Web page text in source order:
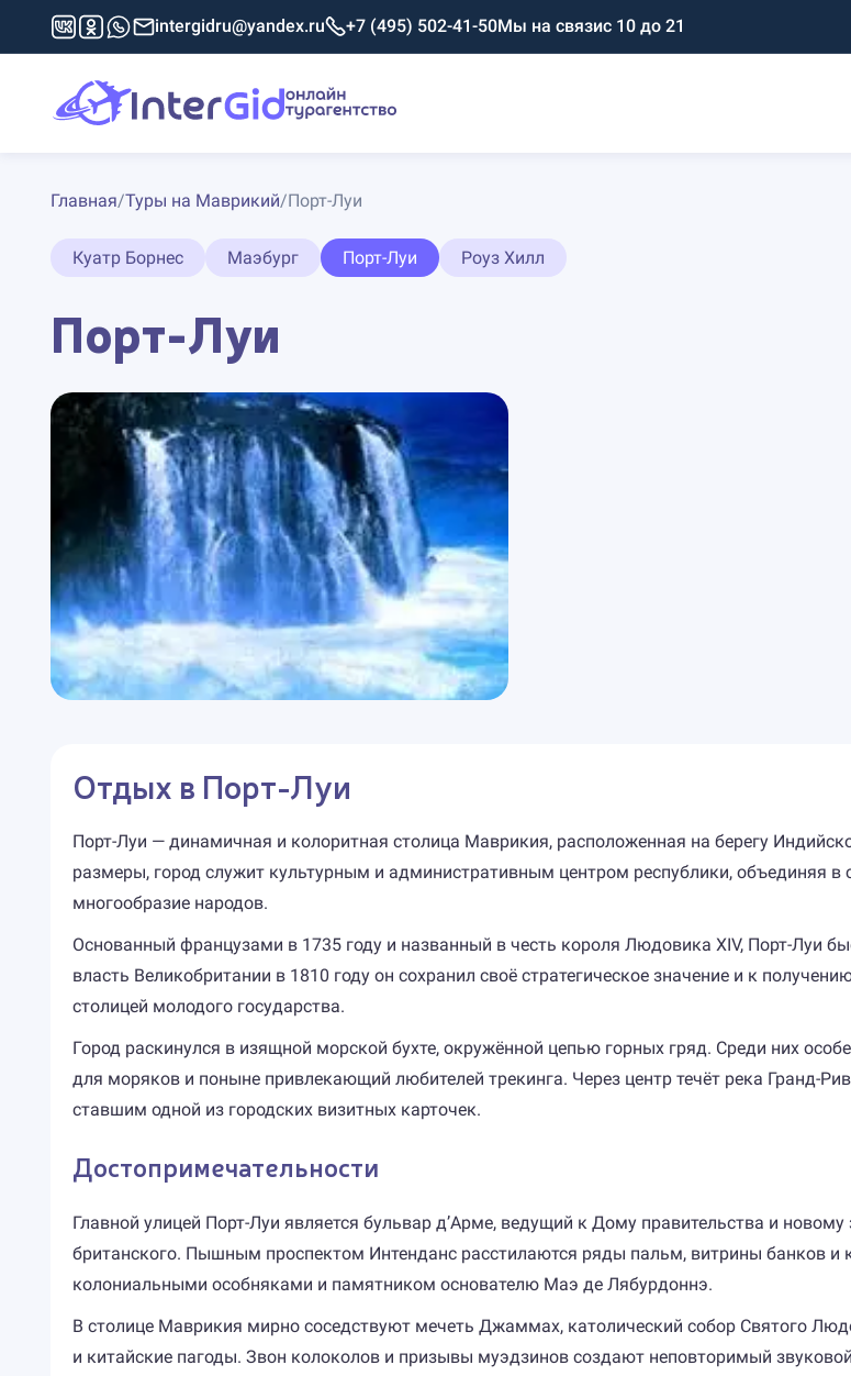
intergidru@yandex.ru +7 (495) 502-41-50Мы на связис 10 до 21
Главная/Туры на Маврикий/Порт-Луи
Куатр Борнес Маэбург Порт-Луи Роуз Хилл
Порт-Луи
Отдых в Порт-Луи
Порт-Луи — динамичная и колоритная столица Маврикия, расположенная на берегу
размеры, город служит культурным и административным центром республики, объединяя в
многообразие народов.
Основанный французами в 1735 году и названный в честь короля Людовика XIV, Порт-Луи
власть Великобритании в 1810 году он сохранил своё стратегическое значение и к
столицей молодого государства.
Город раскинулся в изящной морской бухте, окружённой цепью горных гряд. Среди них
для моряков и поныне привлекающий любителей трекинга. Через центр течёт река Гранд-
ставшим одной из городских визитных карточек.
Достопримечательности
Главной улицей Порт-Луи является бульвар д’Арме, ведущий к Дому правительства и
британского. Пышным проспектом Интенданс расстилаются ряды пальм, витрины банков и
колониальными особняками и памятником основателю Маэ де Лябурдоннэ.
В столице Маврикия мирно соседствуют мечеть Джаммах, католический собор Святого
и китайские пагоды. Звон колоколов и призывы муэдзинов создают неповторимый